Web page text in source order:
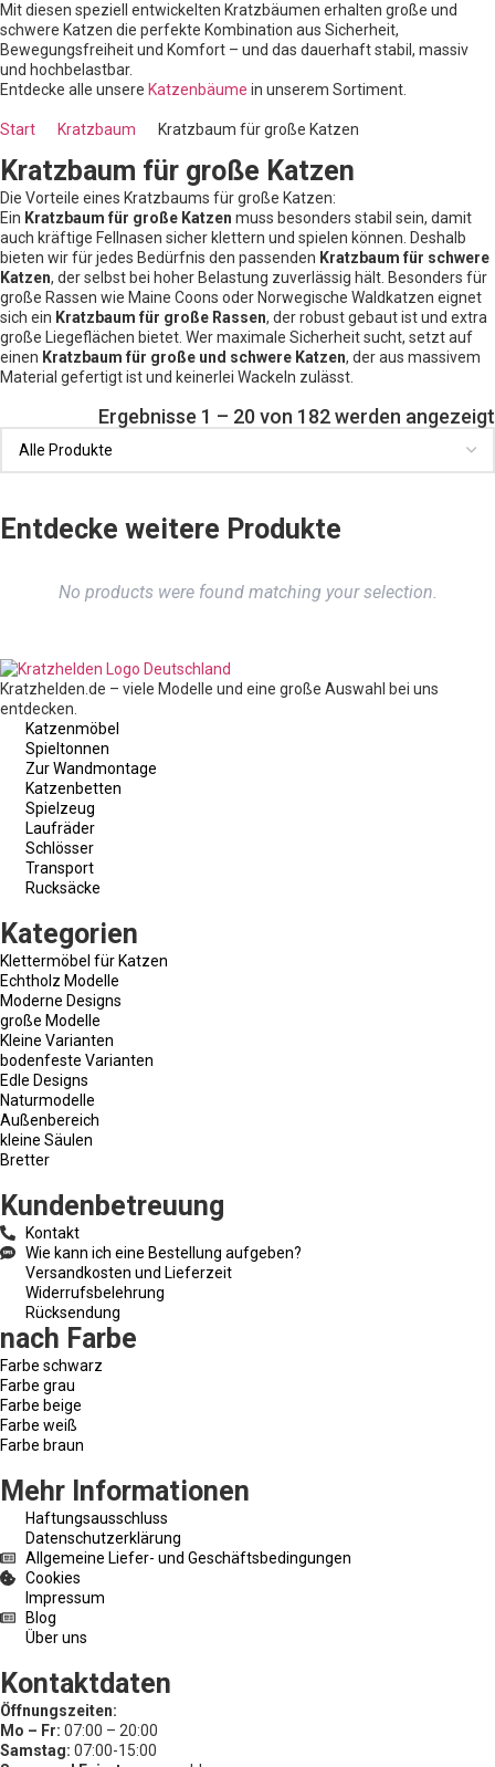
Mit diesen speziell entwickelten Kratzbäumen erhalten große und
schwere Katzen die perfekte Kombination aus Sicherheit,
Bewegungsfreiheit und Komfort – und das dauerhaft stabil, massiv
und hochbelastbar.
Entdecke alle unsere Katzenbäume in unserem Sortiment.
Start Kratzbaum Kratzbaum für große Katzen
Kratzbaum für große Katzen
Die Vorteile eines Kratzbaums für große Katzen:
Ein Kratzbaum für große Katzen muss besonders stabil sein, damit
auch kräftige Fellnasen sicher klettern und spielen können. Deshalb
bieten wir für jedes Bedürfnis den passenden Kratzbaum für schwere
Katzen, der selbst bei hoher Belastung zuverlässig hält. Besonders für
große Rassen wie Maine Coons oder Norwegische Waldkatzen eignet
sich ein Kratzbaum für große Rassen, der robust gebaut ist und extra
große Liegeflächen bietet. Wer maximale Sicherheit sucht, setzt auf
einen Kratzbaum für große und schwere Katzen, der aus massivem
Material gefertigt ist und keinerlei Wackeln zulässt.
Ergebnisse 1 – 20 von 182 werden angezeigt
Entdecke weitere Produkte
No products were found matching your selection.
Kratzhelden.de – viele Modelle und eine große Auswahl bei uns
entdecken.
Katzenmöbel
Spieltonnen
Zur Wandmontage
Katzenbetten
Spielzeug
Laufräder
Schlösser
Transport
Rucksäcke
Kategorien
Klettermöbel für Katzen
Echtholz Modelle
Moderne Designs
große Modelle
Kleine Varianten
bodenfeste Varianten
Edle Designs
Naturmodelle
Außenbereich
kleine Säulen
Bretter
Kundenbetreuung
Kontakt
Wie kann ich eine Bestellung aufgeben?
Versandkosten und Lieferzeit
Widerrufsbelehrung
Rücksendung
nach Farbe
Farbe schwarz
Farbe grau
Farbe beige
Farbe weiß
Farbe braun
Mehr Informationen
Haftungsausschluss
Datenschutzerklärung
Allgemeine Liefer- und Geschäftsbedingungen
Cookies
Impressum
Blog
Über uns
Kontaktdaten
Öffnungszeiten:
Mo – Fr: 07:00 – 20:00
Samstag: 07:00-15:00